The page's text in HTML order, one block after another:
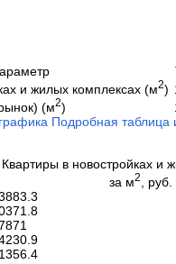
и жилых комплексах (м2)
(м2)
Подробная таблица
Квартиры в новостройках и
за м2 , руб.